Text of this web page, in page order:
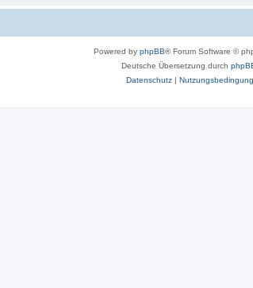
Powered by phpBB® Forum Software ©
Deutsche Übersetzung durch
Datenschutz|